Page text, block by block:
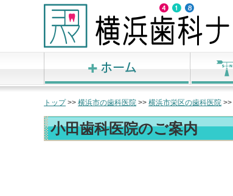
トップ>> 横浜市の歯科医院 >> 横浜市栄区の歯科医院 >>
小田歯科医院のご案内